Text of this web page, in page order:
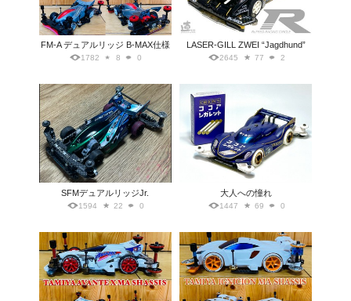
FM-A デュアルリッジ B-MAX仕様
1782 8 0
LASER-GILL ZWEI “Jagdhund”
2645 77 2
SFMデュアルリッジJr.
1594 22 0
大人への憧れ
1447 69 0